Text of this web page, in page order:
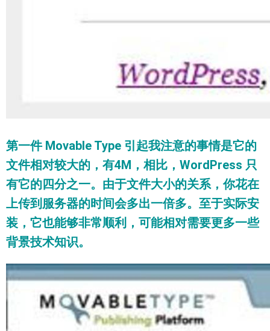
第一件 Movable Type 引起我注意的事情是它的
文件相对较大的，有4M，相比，WordPress 只
有它的四分之一。由于文件大小的关系，你花在
上传到服务器的时间会多出一倍多。至于实际安
装，它也能够非常顺利，可能相对需要更多一些
背景技术知识。